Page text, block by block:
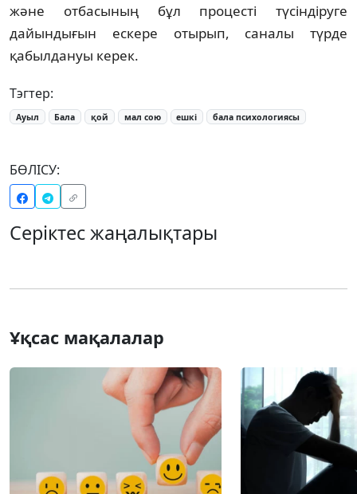
және отбасының бұл процесті түсіндіруге
дайындығын ескере отырып, саналы түрде
қабылдануы керек.
Тэгтер:
Ауыл Бала қой мал сою ешкі бала психологиясы
БӨЛІСУ:
Серіктес жаңалықтары
Ұқсас мақалалар